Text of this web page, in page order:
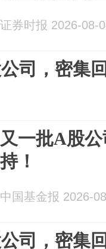
证券时报 2026-08-
司，密集
又一批A股
持！
中国基金报 2026-
司，密集